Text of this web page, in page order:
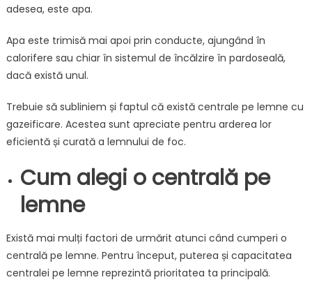
adesea, este apa.
Apa este trimisă mai apoi prin conducte, ajungând în
calorifere sau chiar în sistemul de încălzire în pardoseală,
dacă există unul.
Trebuie să subliniem și faptul că există centrale pe lemne cu
gazeificare. Acestea sunt apreciate pentru arderea lor
eficientă și curată a lemnului de foc.
Cum alegi o centrală pe
lemne
Există mai mulți factori de urmărit atunci când cumperi o
centrală pe lemne. Pentru început, puterea și capacitatea
centralei pe lemne reprezintă prioritatea ta principală.